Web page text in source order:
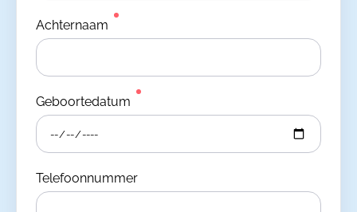
Achternaam
Geboortedatum
Telefoonnummer